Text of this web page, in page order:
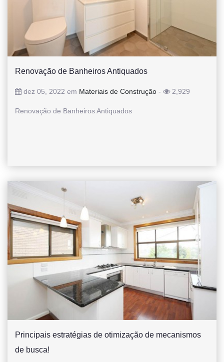
Renovação de Banheiros Antiquados
dez 05, 2022 em Materiais de Construção - 2,929
Renovação de Banheiros Antiquados
Principais estratégias de otimização de mecanismos
de busca!